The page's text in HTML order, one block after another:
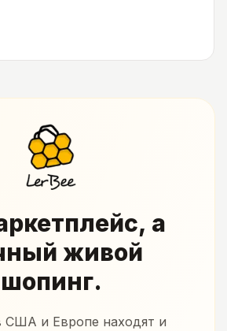
а
живой
шопинг.
и Европе находят и